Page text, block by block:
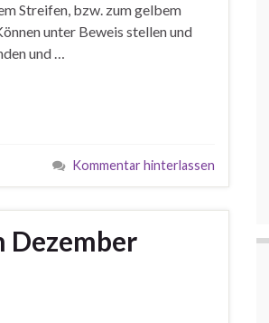
Streifen, bzw. zum gelbem
unter Beweis stellen und
und …
Kommentar hinterlassen
Dezember